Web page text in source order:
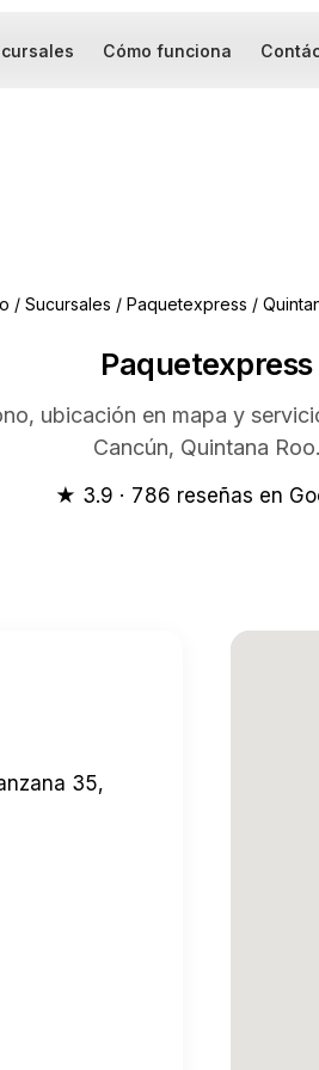
Cómo funciona
/ Sucursales / Paquetexpress /
Paquetexpress
ubicación en mapa y
Cancún, Quintana Roo.
★ 3.9 · 786 reseñas en
35,